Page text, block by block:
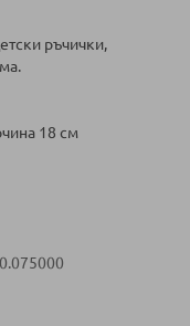
ръчички,
18 см
0.075000